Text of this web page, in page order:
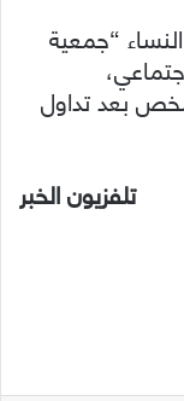
“جمعية
بعد تداول
تلفزيون الخبر